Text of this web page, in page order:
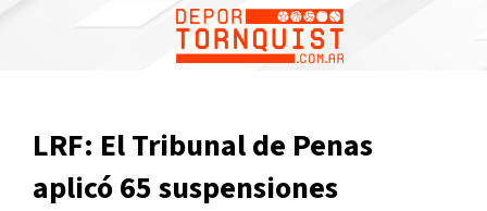
LRF: El Tribunal de Penas
aplicó 65 suspensiones